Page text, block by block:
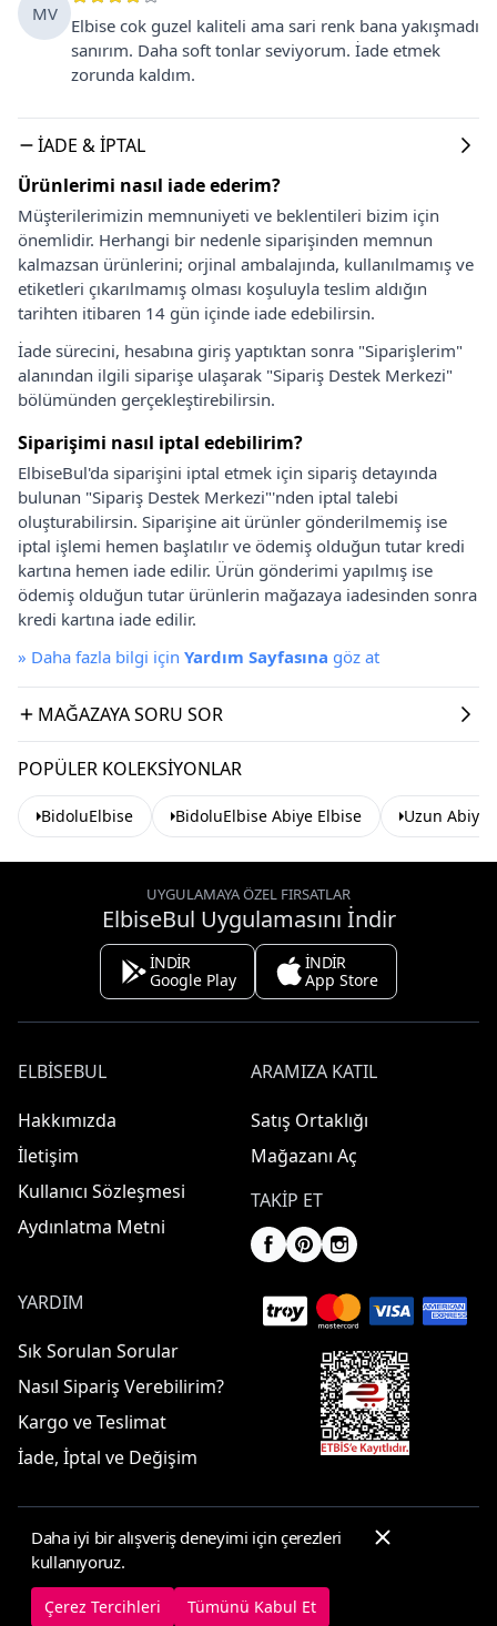
MV
Elbise cok guzel kaliteli ama sari renk bana yakışmadı
sanırım. Daha soft tonlar seviyorum. İade etmek
zorunda kaldım.
İADE & İPTAL
Ürünlerimi nasıl iade ederim?
Müşterilerimizin memnuniyeti ve beklentileri bizim için
önemlidir. Herhangi bir nedenle siparişinden memnun
kalmazsan ürünlerini; orjinal ambalajında, kullanılmamış ve
etiketleri çıkarılmamış olması koşuluyla teslim aldığın
tarihten itibaren 14 gün içinde iade edebilirsin.
İade sürecini, hesabına giriş yaptıktan sonra "Siparişlerim"
alanından ilgili siparişe ulaşarak "Sipariş Destek Merkezi"
bölümünden gerçekleştirebilirsin.
Siparişimi nasıl iptal edebilirim?
ElbiseBul'da siparişini iptal etmek için sipariş detayında
bulunan "Sipariş Destek Merkezi"'nden iptal talebi
oluşturabilirsin. Siparişine ait ürünler gönderilmemiş ise
iptal işlemi hemen başlatılır ve ödemiş olduğun tutar kredi
kartına hemen iade edilir. Ürün gönderimi yapılmış ise
ödemiş olduğun tutar ürünlerin mağazaya iadesinden sonra
kredi kartına iade edilir.
» Daha fazla bilgi için Yardım Sayfasına göz at
MAĞAZAYA SORU SOR
POPÜLER KOLEKSIYONLAR
BidoluElbise BidoluElbise Abiye Elbise Uzun Abiye
UYGULAMAYA ÖZEL FIRSATLAR
ElbiseBul Uygulamasını İndir
İNDİR
Google Play
İNDİR
App Store
ELBISEBUL
Hakkımızda
İletişim
Kullanıcı Sözleşmesi
Aydınlatma Metni
ARAMIZA KATIL
Satış Ortaklığı
Mağazanı Aç
TAKIP ET
YARDIM
Sık Sorulan Sorular
Nasıl Sipariş Verebilirim?
Kargo ve Teslimat
İade, İptal ve Değişim
© 2025 ElbiseBul -
Çerez Tercihleri Çerez Politikası
Daha iyi bir alışveriş deneyimi için çerezleri
kullanıyoruz.
Çerez Tercihleri Tümünü Kabul Et